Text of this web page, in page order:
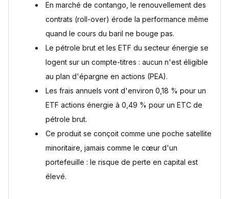
En marché de contango, le renouvellement des
contrats (roll-over) érode la performance même
quand le cours du baril ne bouge pas.
Le pétrole brut et les ETF du secteur énergie se
logent sur un compte-titres : aucun n'est éligible
au plan d'épargne en actions (PEA).
Les frais annuels vont d'environ 0,18 % pour un
ETF actions énergie à 0,49 % pour un ETC de
pétrole brut.
Ce produit se conçoit comme une poche satellite
minoritaire, jamais comme le cœur d'un
portefeuille : le risque de perte en capital est
élevé.